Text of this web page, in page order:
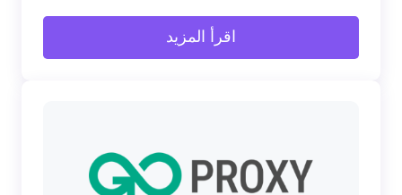
اقرأ المزيد